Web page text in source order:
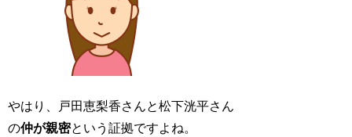
やはり、戸田恵梨香さんと松下洸平さん
の仲が親密という証拠ですよね。